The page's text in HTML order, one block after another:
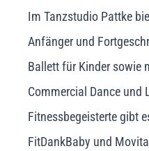
Im Tanzstudio Pattke
Anfänger und
Ballett für Kinder sowie
Commercial Dance und
Fitnessbegeisterte gibt
FitDankBaby und